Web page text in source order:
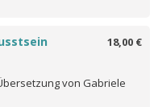
18,00 €
von Gabriele